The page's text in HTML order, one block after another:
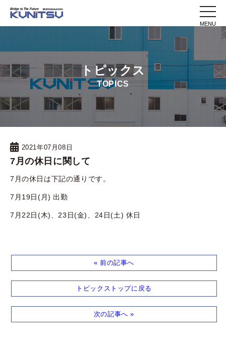
toggle
トピックス
TOPICS
2021年07月08日
7月の休日に関して
7月の休日は下記の通りです。
7月19日(月) 出勤
7月22日(木)、23日(金)、24日(土) 休日
« 前の記事へ
トピックストップに戻る
次の記事へ »